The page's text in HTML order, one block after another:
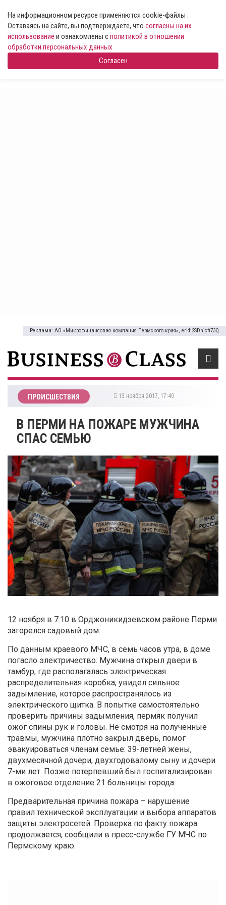
На информационном ресурсе применяются cookie-файлы .
Оставаясь на сайте, вы подтверждаете, что согласны на их
использование и ознакомлены сполитикой в отношении
обработки персональных данных
Согласен
Реклама: АО «Микрофинансовая компания Пермского края», erid:2SDnjcfi73Q
ПРОИСШЕСТВИЯ 13 ноября 2017, 17:40
В ПЕРМИ НА ПОЖАРЕ МУЖЧИНА
СПАС СЕМЬЮ
12 ноября в 7:10 в Орджоникидзевском районе Перми
загорелся садовый дом.
По данным краевого МЧС, в семь часов утра, в доме
погасло электричество. Мужчина открыл двери в
тамбур, где располагалась электрическая
распределительная коробка, увидел сильное
задымление, которое распространялось из
электрического щитка. В попытке самостоятельно
проверить причины задымления, пермяк получил
ожог спины рук и головы. Не смотря на полученные
травмы, мужчина плотно закрыл дверь, помог
эвакуироваться членам семье: 39-летней жены,
двухмесячной дочери, двухгодовалому сыну и дочери
7-ми лет. Позже потерпевший был госпитализирован
в ожоговое отделение 21 больницы города.
Предварительная причина пожара – нарушение
правил технической эксплуатации и выбора аппаратов
защиты электросетей. Проверка по факту пожара
продолжается, сообщили в пресс-службе ГУ МЧС по
Пермскому краю.